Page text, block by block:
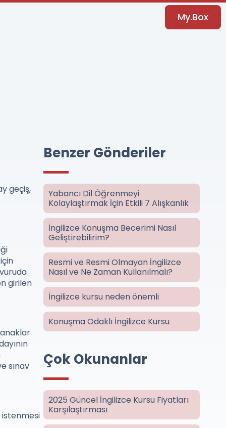
My.Box
geçiş,
girilen
sınav
istenmesi
Benzer Gönderiler
Yabancı Dil Öğrenmeyi
Kolaylaştırmak İçin Etkili 7 Alışkanlık
İngilizce Konuşma Becerimi Nasıl
Geliştirebilirim?
Resmi ve Resmi Olmayan İngilizce
Nasıl ve Ne Zaman Kullanılmalı?
İngilizce kursu neden önemli
Konuşma Odaklı İngilizce Kursu
Çok Okunanlar
2025 Güncel İngilizce Kursu Fiyatları
Karşılaştırması